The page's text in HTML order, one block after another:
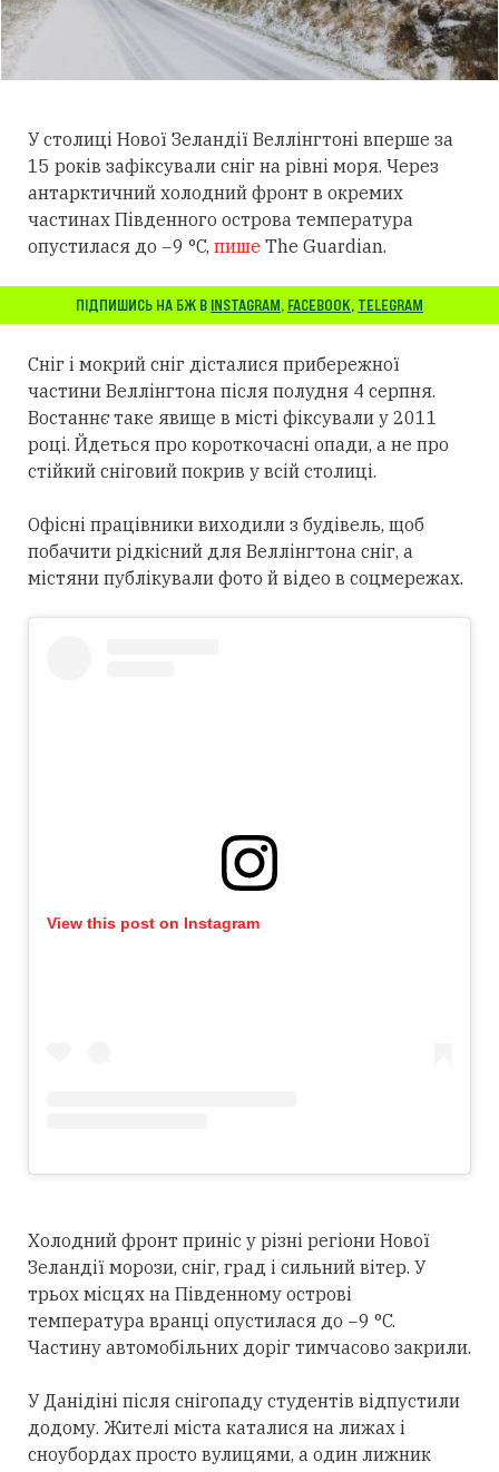
У столиці Нової Зеландії Веллінгтоні вперше за
15 років зафіксували сніг на рівні моря. Через
антарктичний холодний фронт в окремих
частинах Південного острова температура
опустилася до −9 °C, пише The Guardian.
ПІДПИШИСЬ НА БЖ В INSTAGRAM, FACEBOOK, TELEGRAM
Сніг і мокрий сніг дісталися прибережної
частини Веллінгтона після полудня 4 серпня.
Востаннє таке явище в місті фіксували у 2011
році. Йдеться про короткочасні опади, а не про
стійкий сніговий покрив у всій столиці.
Офісні працівники виходили з будівель, щоб
побачити рідкісний для Веллінгтона сніг, а
містяни публікували фото й відео в соцмережах.
View this post on Instagram
Холодний фронт приніс у різні регіони Нової
Зеландії морози, сніг, град і сильний вітер. У
трьох місцях на Південному острові
температура вранці опустилася до −9 °C.
Частину автомобільних доріг тимчасово закрили.
У Данідіні після снігопаду студентів відпустили
додому. Жителі міста каталися на лижах і
сноубордах просто вулицями, а один лижник